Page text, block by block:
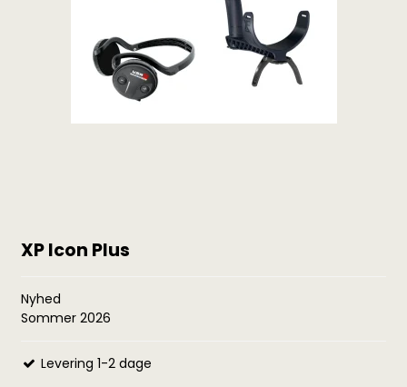
XP Icon Plus
Nyhed
Sommer 2026
Levering 1-2 dage